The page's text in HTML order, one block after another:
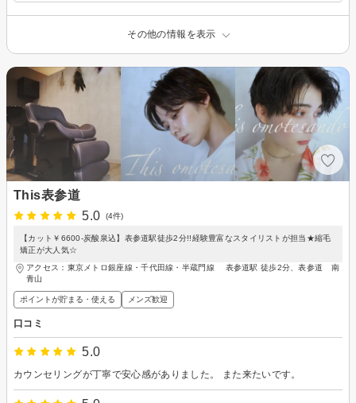
その他の情報を表示
This表参道
5.0
(4件)
【カット￥6600-炭酸泉込】表参道駅徒歩2分!!経験豊富なスタイリストが担当★縮毛
矯正が大人気☆
アクセス：東京メトロ銀座線・千代田線・半蔵門線 表参道駅 徒歩2分、表参道 南
青山
ポイントが貯まる・使える メンズ歓迎
口コミ
5.0
カウンセリングが丁寧で安心感がありました。 また来たいです。